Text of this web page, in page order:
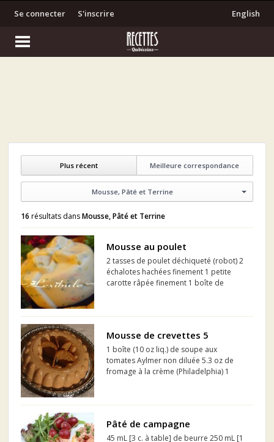
S'inscrire
Se connecter English
Meilleure correspondance
Plus récent
Mousse, Pâté et Terrine
16 résultats dansMousse, Pâté et Terrine
Mousse au poulet
2 tasses de poulet déchiqueté (robot) 2
échalotes hachées finement 1 petite
carotte râpée finement 1 boîte de
dissoute dans 1/2 tasse d'eau froide 8
Mousse de crevettes 5
1 boîte (10 oz liq.) de soupe aux
tomates Aylmer non diluée 5.3 oz de
fromage à la crème (Philadelphia) 1
dans l'eau bouillante 1/2 tasse d'eau
Pâté de campagne
45 mL [3 c. à table] de beurre 250 mL [1